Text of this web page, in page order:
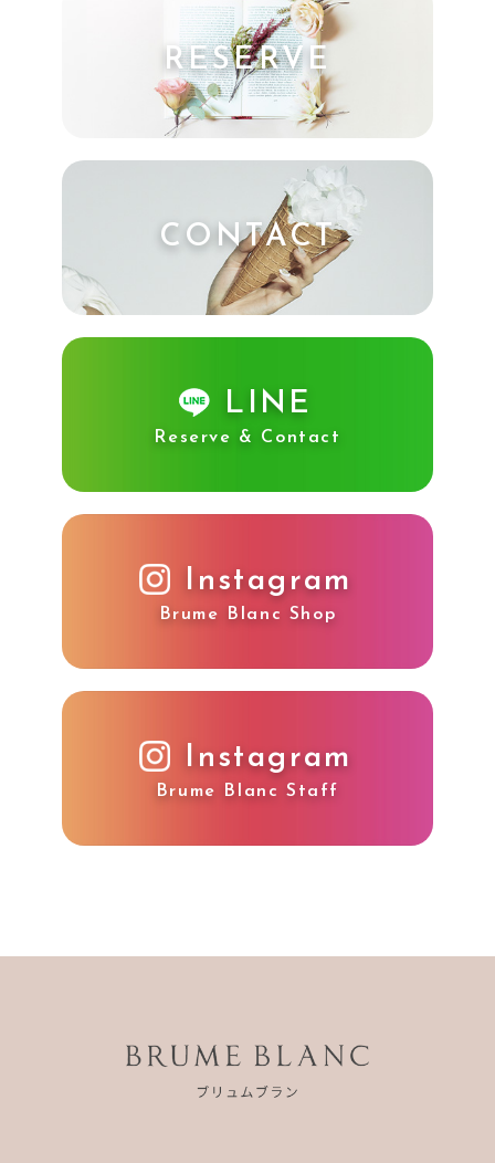
RESERVE
CONTACT
LINE
Reserve & Contact
Instagram
Brume Blanc Shop
Instagram
Brume Blanc Staff